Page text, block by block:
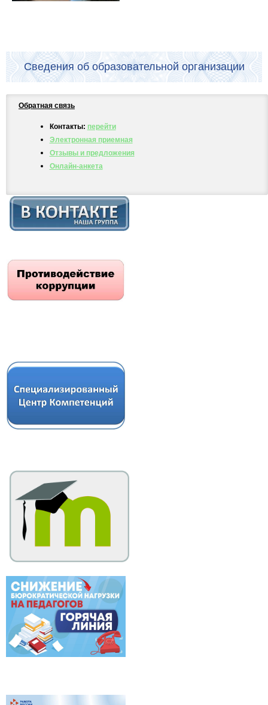
Сведения об образовательной организации
Обратная связь
Контакты: перейти
Электронная приемная
Отзывы и предложения
Онлайн-анкета